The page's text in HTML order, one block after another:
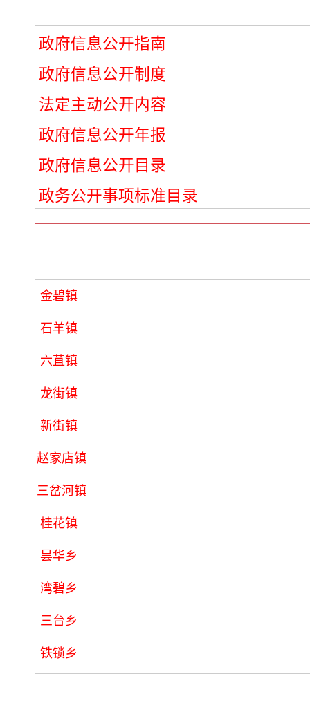
政府信息公开指南
政府信息公开制度
法定主动公开内容
政府信息公开年报
政府信息公开目录
政务公开事项标准目录
金碧镇
石羊镇
六苴镇
龙街镇
新街镇
赵家店镇
三岔河镇
桂花镇
昙华乡
湾碧乡
三台乡
铁锁乡